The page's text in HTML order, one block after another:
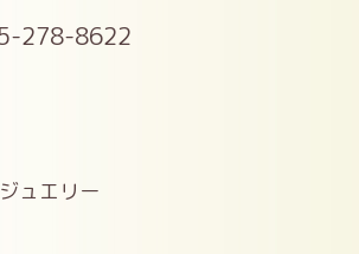
278-8622
ュエリー